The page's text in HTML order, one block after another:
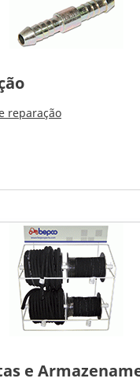
reparação
e